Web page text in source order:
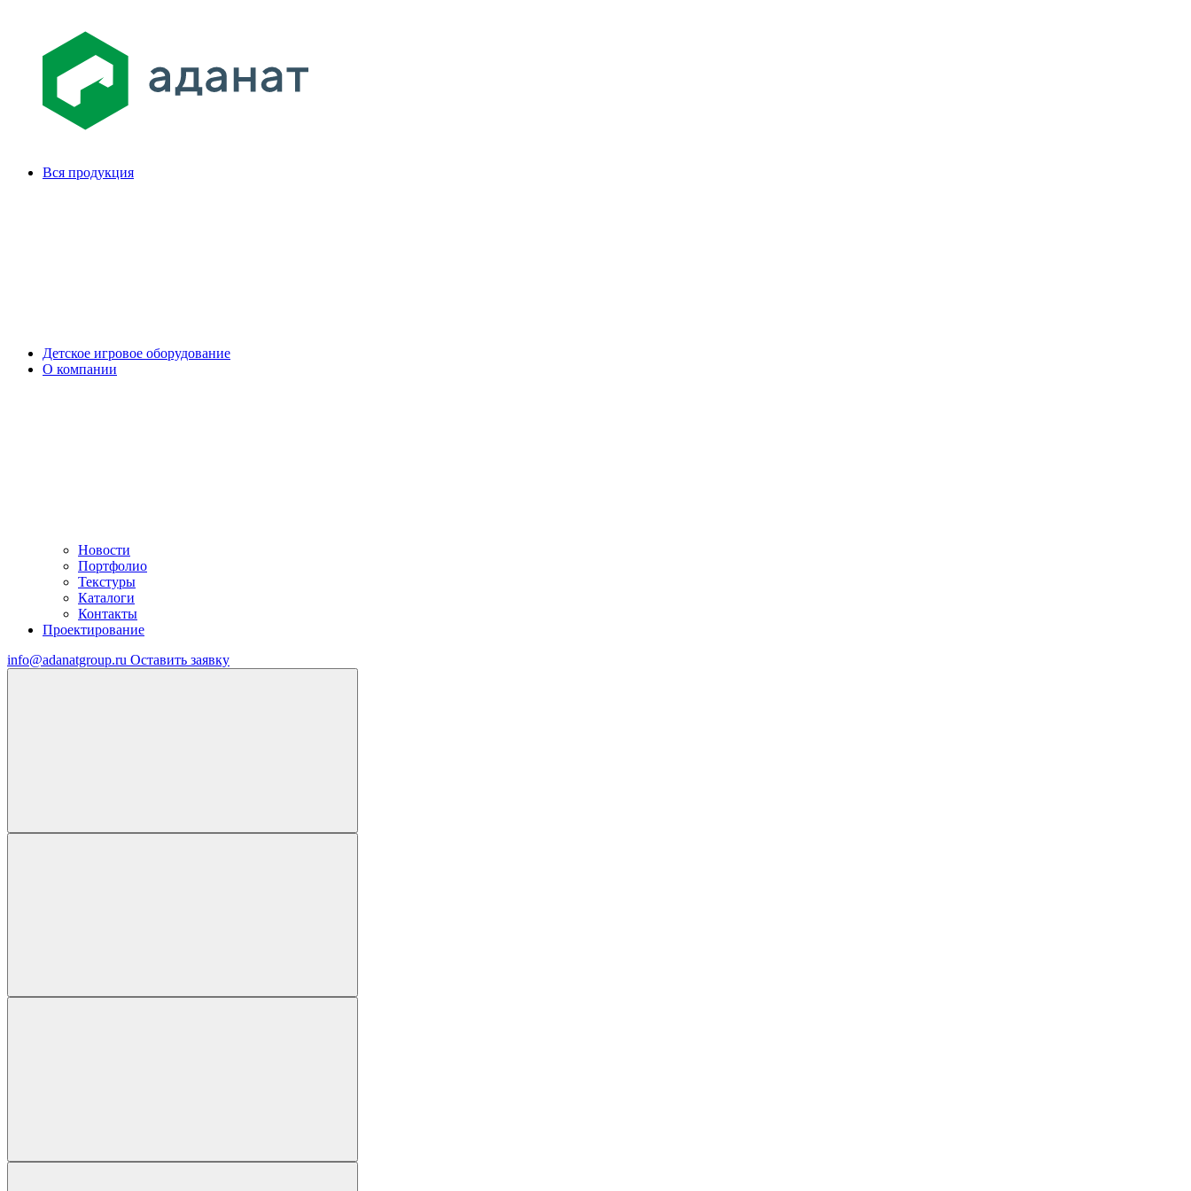
Вся продукция
Детское игровое оборудование
О компании
Новости
Портфолио
Текстуры
Каталоги
Контакты
Проектирование
info@adanatgroup.ru Оставить заявку